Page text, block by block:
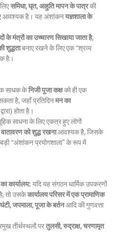
समिधा, घृत, आहुति मापन के पात्रकी
आवश्यक है। यह अंशांकनयज्ञशाला के
के मंत्रों का उच्चारण सिखाया जाता है,
शुद्धताबनाए रखने के लिए एक “श्रव्य
है।
साधक केनिजी पूजा कक्षको ही एक
है, जहाँ प्रतिदिनमन का
होता है।
साधना के लिए एकत्र हुए लोगों
को शुद्ध रखनाआवश्यक है, जिसके
“अंशांकन प्रयोगशाला” के रूप में
कार्यालय: यदि यह संगठन धार्मिक उपकरणों
तो उसकेकार्यालय परिसर में एक प्रामाणिक
जपमाला, पूजा के बर्तनआदि की गुणवत्ता
तीर्थस्थलों परतुलसी, रुद्राक्ष, चरणामृत